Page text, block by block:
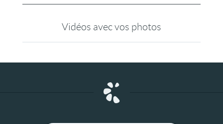
Vidéos avec vos photos